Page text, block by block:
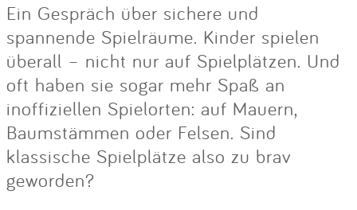
Ein Gespräch über sichere und
spannende Spielräume. Kinder spielen
überall – nicht nur auf Spielplätzen. Und
oft haben sie sogar mehr Spaß an
inoffiziellen Spielorten: auf Mauern,
Baumstämmen oder Felsen. Sind
klassische Spielplätze also zu brav
geworden?